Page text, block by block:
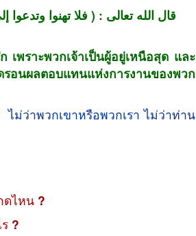
قال الله تعالى : ( فلا تهنوا
เพราะพวกเจ้าเป็นผู้อยู่เหนือสุด และ
รอนผลตอบแทนแห่งการงานของพวก
าพวกเขาหรือพวกเรา ไม่ว่าท่าน
ดไหน ?
?